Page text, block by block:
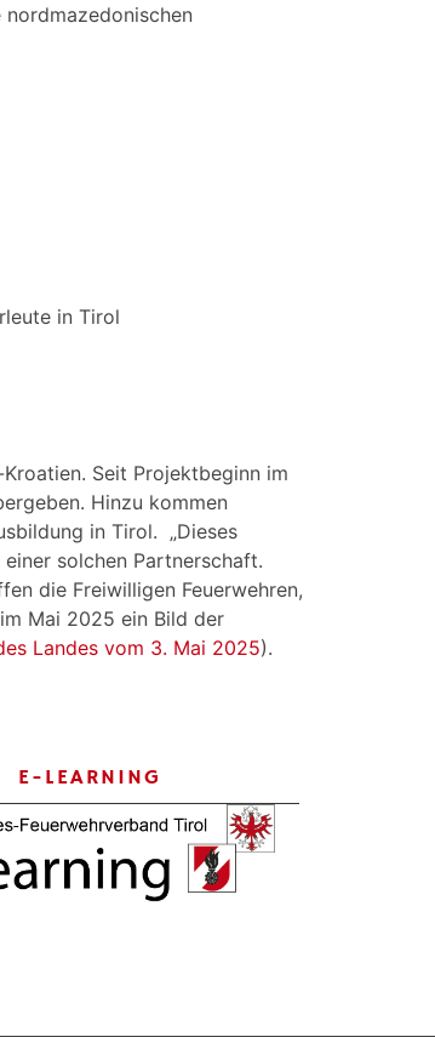
in Tirol
Seit Projektbeginn im
Hinzu kommen
in Tirol. „Dieses
solchen Partnerschaft.
die Freiwilligen Feuerwehren,
Mai 2025 ein Bild der
Landes vom 3. Mai 2025).
E-LEARNING